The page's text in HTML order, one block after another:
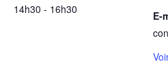
14h30 - 16h30
E-